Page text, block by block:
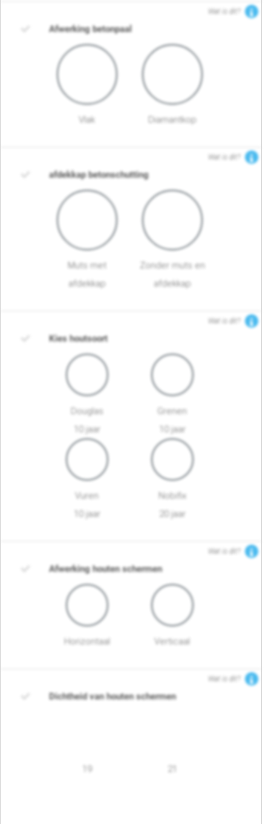
Wat is dit?
Afwerking betonpaal
Vlak Diamantkop
Wat is dit?
afdekkap betonschutting
Muts met
afdekkap
Zonder muts en
afdekkap
Wat is dit?
Kies houtsoort
Douglas
10 jaar
Grenen
10 jaar
Vuren
10 jaar
Nobifix
20 jaar
Wat is dit?
Afwerking houten schermen
Horizontaal Verticaal
Wat is dit?
Dichtheid van houten schermen